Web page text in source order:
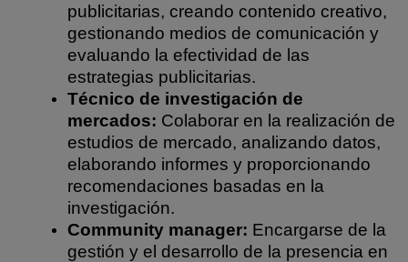
publicitarias, creando contenido creativo,
gestionando medios de comunicación y
evaluando la efectividad de las
estrategias publicitarias.
Técnico de investigación de
mercados: Colaborar en la realización de
estudios de mercado, analizando datos,
elaborando informes y proporcionando
recomendaciones basadas en la
investigación.
Community manager: Encargarse de la
gestión y el desarrollo de la presencia en